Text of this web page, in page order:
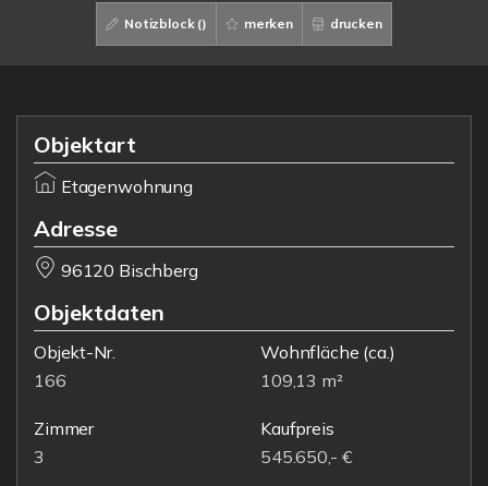
Notizblock () merken drucken
Objektart
Etagenwohnung
Adresse
96120 Bischberg
Objektdaten
Objekt-Nr.
166
Wohnfläche (ca.)
109,13 m²
Zimmer
3
Kaufpreis
545.650,- €